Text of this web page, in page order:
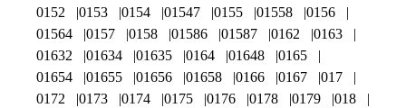
0152
0153 0154 01547 0155 01558
0156
01564
0157 0158 01586 01587 0162
0163
01632
01634 01635 0164 01648
0165
01654
01655 01656 01658 0166 0167
017
0172
0173 0174 0175 0176 0178 0179
018